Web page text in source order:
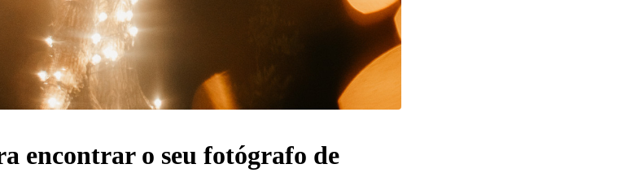
encontrar o seu fotógrafo de